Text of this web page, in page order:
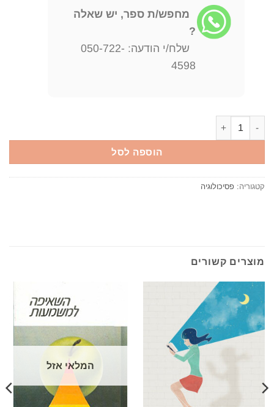
מחפש/ת ספר, יש שאלה
?
שלח/י הודעה: 050-722-
4598
הוספה לסל
קטגוריה: פסיכולוגיה
מוצרים קשורים
המלאי אזל